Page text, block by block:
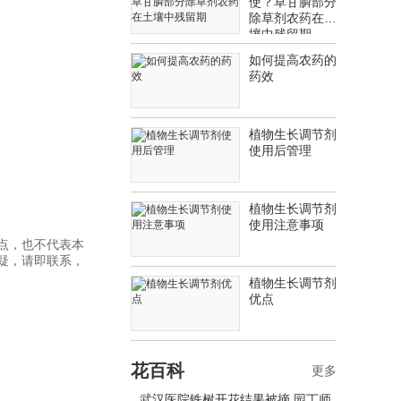
，也不代表本
，请即联系，
除草剂农药在土
壤中残留期
如何提高农药的
药效
植物生长调节剂
使用后管理
植物生长调节剂
使用注意事项
植物生长调节剂
优点
花百科 更多